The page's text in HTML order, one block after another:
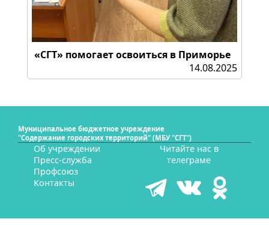
«СГТ» помогает освоиться в Приморье
14.08.2025
Муниципальное бюджетное учреждение
"Содержание городских территорий" (МБУ "СГТ")
Об учреждении
Пресс-служба
Профсоюз
Контакты
Читайте нас в
телеграме